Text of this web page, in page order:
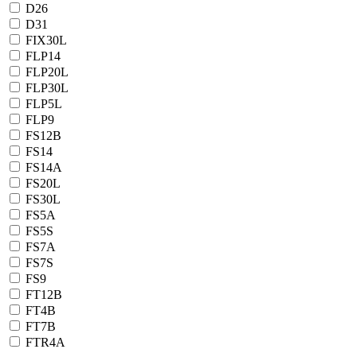
D26
D31
FIX30L
FLP14
FLP20L
FLP30L
FLP5L
FLP9
FS12B
FS14
FS14A
FS20L
FS30L
FS5A
FS5S
FS7A
FS7S
FS9
FT12B
FT4B
FT7B
FTR4A